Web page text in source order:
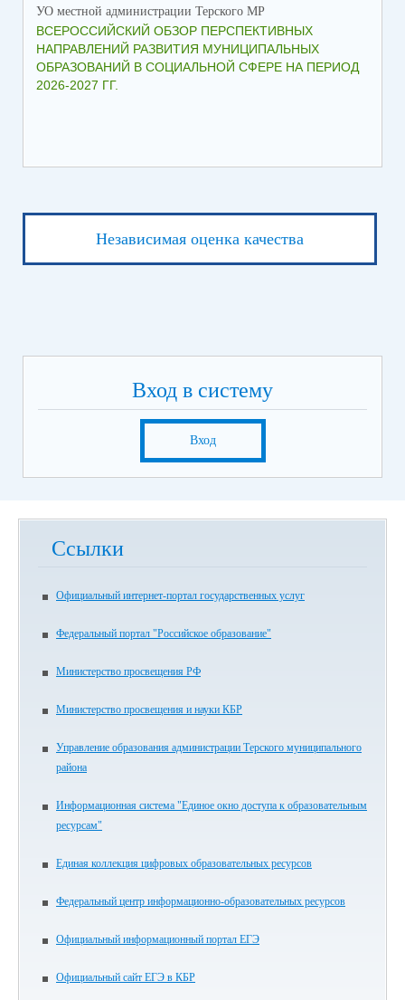
УО местной администрации Терского МР
ВСЕРОССИЙСКИЙ ОБЗОР ПЕРСПЕКТИВНЫХ
НАПРАВЛЕНИЙ РАЗВИТИЯ МУНИЦИПАЛЬНЫХ
ОБРАЗОВАНИЙ В СОЦИАЛЬНОЙ СФЕРЕ НА ПЕРИОД
2026-2027 ГГ.
Независимая оценка качества
Вход в систему
Вход
Ссылки
Официальный интернет-портал государственных услуг
Федеральный портал "Российское образование"
Министерство просвещения РФ
Министерство просвещения и науки КБР
Управление образования администрации Терского муниципального
района
Информационная система "Единое окно доступа к образовательным
ресурсам"
Единая коллекция цифровых образовательных ресурсов
Федеральный центр информационно-образовательных ресурсов
Официальный информационный портал ЕГЭ
Официальный сайт ЕГЭ в КБР